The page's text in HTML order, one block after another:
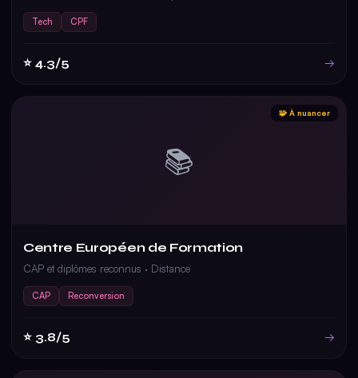
Tech CPF
⭐ 4.3/5 →
🧩 À nuancer
📚
Centre Européen de Formation
CAP et diplômes reconnus · Distance
CAP Reconversion
⭐ 3.8/5 →